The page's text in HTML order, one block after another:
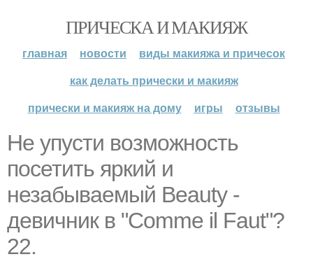
ПРИЧЕСКА И МАКИЯЖ
главная новости
виды макияжа и причесок
как делать прически и макияж
прически и макияж на дому
игры отзывы
Не упусти возможность
посетить яркий и
незабываемый Beauty -
девичник в "Comme il Faut"?
22.